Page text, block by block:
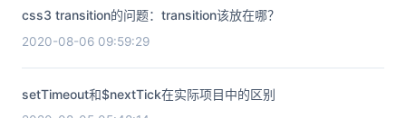
css3 transition的问题：transition该放在哪？
2020-08-06 09:59:29
setTimeout和$nextTick在实际项目中的区别